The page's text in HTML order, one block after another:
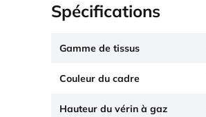
Spécifications
Gamme de tissus
Couleur du cadre
Hauteur du vérin à gaz